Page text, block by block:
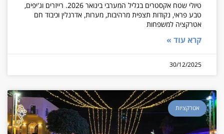
טיולי שטח אקסטרים בגליל המערבי בינואר 2026. רייזרים וג'יפים,
טבע פראי, נקודות תצפית מרהיבות, מערות, אדרנלין וכיבוד חם
אטרקציה למשפחות
קרא עוד »
30/12/2025
אטרקציות